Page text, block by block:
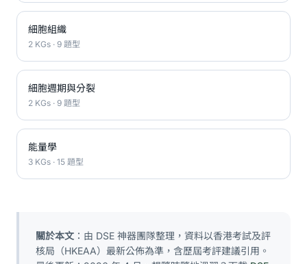
細胞組織
2 KGs · 9 題型
細胞週期與分裂
2 KGs · 9 題型
能量學
3 KGs · 15 題型
關於本文 ：由 DSE 神器團隊整理，資料以香港考試及評
核局（HKEAA）最新公佈為準，含歷屆考評建議引用。